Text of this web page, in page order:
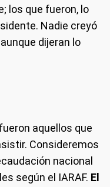
los que fueron, lo
Nadie creyó
dijeran lo
aquellos que
Consideremos
nacional
según el IARAF. El